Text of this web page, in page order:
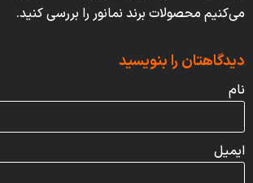
می‌کنیم محصولات برند نمانور را بررسی کنید.
دیدگاهتان را بنویسید
نام
ایمیل